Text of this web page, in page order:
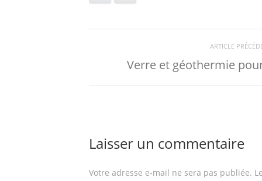
ARTICLE
Verre et géothermie
Laisser un commentaire
Votre adresse e-mail ne sera pas publiée.